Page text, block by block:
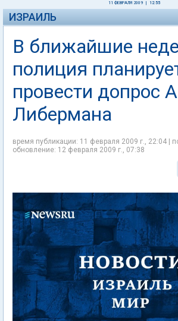
11 ФЕВРАЛЯ 2009 12:55
ИЗРАИЛЬ
В ближайшие
полиция
провести допрос
Либермана
время публикации: 11 февраля 2009 г., 22:04 |
обновление: 12 февраля 2009 г., 07:38